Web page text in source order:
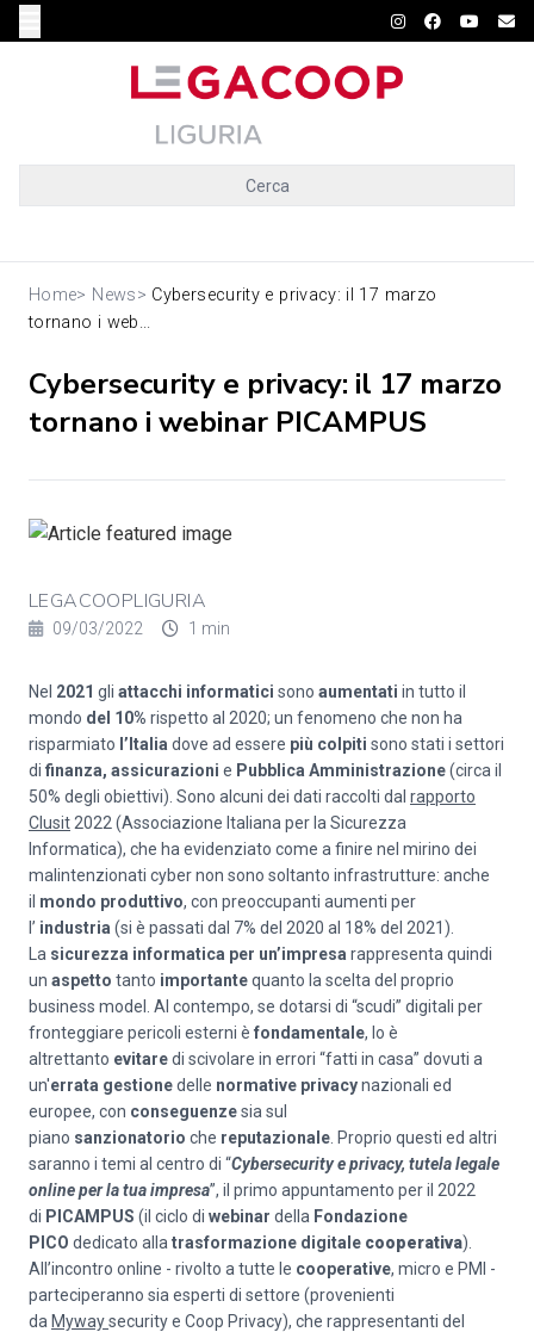
Cerca
Home> News> Cybersecurity e privacy: il 17 marzo
tornano i web...
Cybersecurity e privacy: il 17 marzo
tornano i webinar PICAMPUS
LEGACOOPLIGURIA
09/03/2022 1 min
Nel 2021 gli attacchi informatici sono aumentati in tutto il
mondo del 10% rispetto al 2020; un fenomeno che non ha
risparmiato l’Italia dove ad essere più colpiti sono stati i settori
di finanza, assicurazioni e Pubblica Amministrazione(circa il
50% degli obiettivi). Sono alcuni dei dati raccolti dal rapporto
Clusit 2022 (Associazione Italiana per la Sicurezza
Informatica), che ha evidenziato come a finire nel mirino dei
malintenzionati cyber non sono soltanto infrastrutture: anche
il mondo produttivo, con preoccupanti aumenti per
l’ industria (si è passati dal 7% del 2020 al 18% del 2021).
La sicurezza informatica per un’impresa rappresenta quindi
un aspetto tanto importantequanto la scelta del proprio
business model. Al contempo, se dotarsi di “scudi” digitali per
fronteggiare pericoli esterni è fondamentale, lo è
altrettanto evitaredi scivolare in errori “fatti in casa” dovuti a
un'errata gestionedelle normative privacynazionali ed
europee, con conseguenzesia sul
piano sanzionatorio che reputazionale . Proprio questi ed altri
saranno i temi al centro di “Cybersecurity e privacy, tutela legale
online per la tua impresa”, il primo appuntamento per il 2022
di PICAMPUS (il ciclo di webinar della Fondazione
PICO dedicato alla trasformazione digitale cooperativa).
All’incontro online - rivolto a tutte le cooperative, micro e PMI -
parteciperanno sia esperti di settore (provenienti
da Mywaysecurity e Coop Privacy), che rappresentanti del